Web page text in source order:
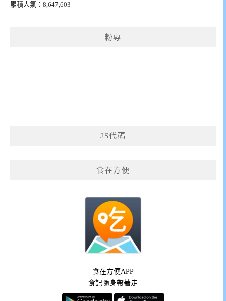
累積人氣：8,647,603
粉專
JS代碼
食在方便
食在方便APP
食記隨身帶著走